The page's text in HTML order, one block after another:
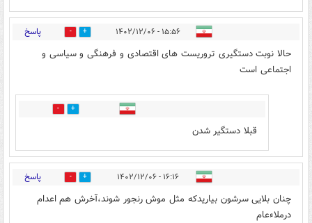
۱۵:۵۶ - ۱۴۰۲/۱۲/۰۶ 11 پاسخ
حالا نوبت دستگیری تروریست های اقتصادی و فرهنگی و سیاسی و
اجتماعی است
1
قبلا دستگیر شدن
۱۶:۱۶ - ۱۴۰۲/۱۲/۰۶ 5 پاسخ
چنان بلایی سرشون بیاریدکه مثل موش رنجور شوند،آخرش هم اعدام
درملاءعام